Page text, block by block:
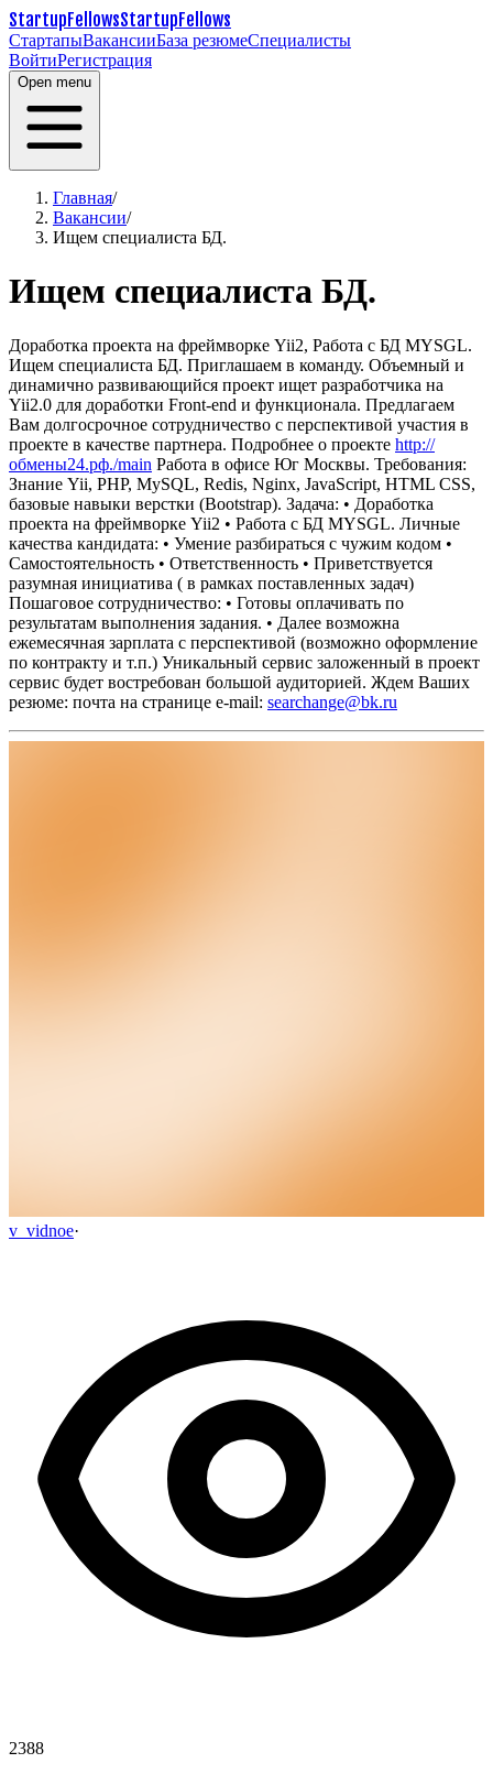
StartupFellowsStartupFellows
СтартапыВакансииБаза резюмеСпециалисты
ВойтиРегистрация
Open menu
Главная/
Вакансии/
Ищем специалиста БД.
Ищем специалиста БД.
Доработка проекта на фреймворке Yii2, Работа с БД MYSGL.
Ищем специалиста БД. Приглашаем в команду. Объемный и
динамично развивающийся проект ищет разработчика на
Yii2.0 для доработки Front-end и функционала. Предлагаем
Вам долгосрочное сотрудничество с перспективой участия в
проекте в качестве партнера. Подробнее о проекте http://
обмены24.рф./main Работа в офисе Юг Москвы. Требования:
Знание Yii, PHP, MySQL, Redis, Nginx, JavaScript, HTML CSS,
базовые навыки верстки (Bootstrap). Задача: • Доработка
проекта на фреймворке Yii2 • Работа с БД MYSGL. Личные
качества кандидата: • Умение разбираться с чужим кодом •
Самостоятельность • Ответственность • Приветствуется
разумная инициатива ( в рамках поставленных задач)
Пошаговое сотрудничество: • Готовы оплачивать по
результатам выполнения задания. • Далее возможна
ежемесячная зарплата с перспективой (возможно оформление
по контракту и т.п.) Уникальный сервис заложенный в проект
сервис будет востребован большой аудиторией. Ждем Ваших
резюме: почта на странице e-mail: searchange@bk.ru
v_vidnoe·
2388